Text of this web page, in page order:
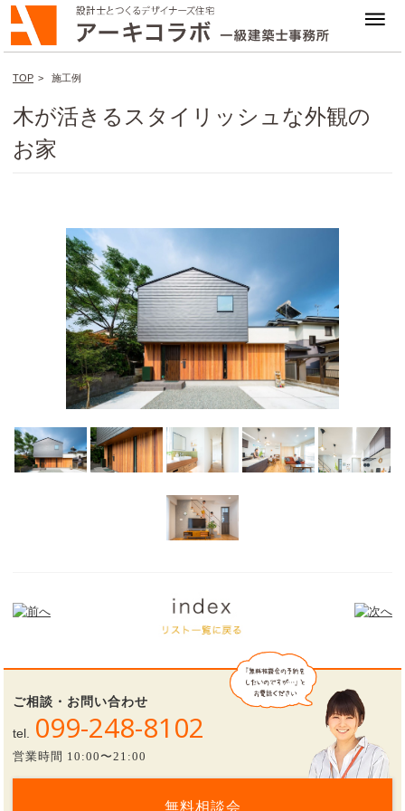
TOP > 施工例
木が活きるスタイリッシュな外観の
お家
ご相談・お問い合わせ
tel. 099-248-8102
営業時間 10:00〜21:00
無料相談会